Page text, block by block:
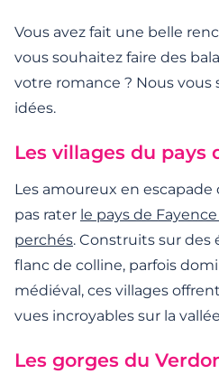
Vous avez fait une belle
vous souhaitez faire des
votre romance ? Nous
idées.
Les villages du pays
Les amoureux en
pas rater le pays de
perchés. Construits sur des
flanc de colline, parfois
médiéval, ces villages
vues incroyables sur la
Les gorges du